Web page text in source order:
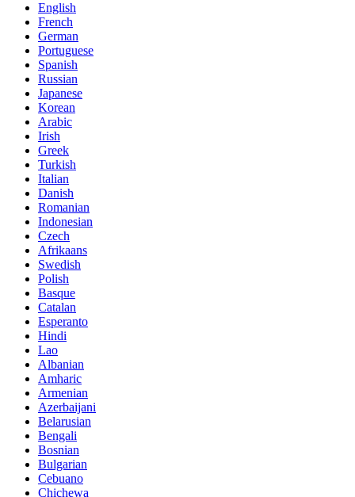
English
French
German
Portuguese
Spanish
Russian
Japanese
Korean
Arabic
Irish
Greek
Turkish
Italian
Danish
Romanian
Indonesian
Czech
Afrikaans
Swedish
Polish
Basque
Catalan
Esperanto
Hindi
Lao
Albanian
Amharic
Armenian
Azerbaijani
Belarusian
Bengali
Bosnian
Bulgarian
Cebuano
Chichewa